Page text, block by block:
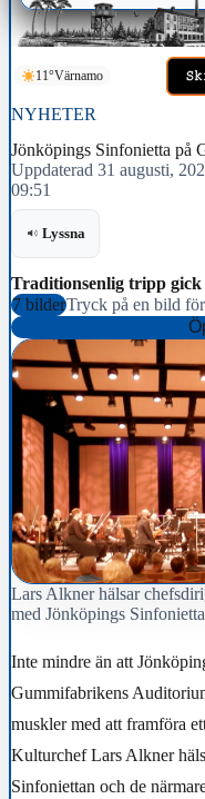
11°Värnamo
NYHETER
Jönköpings Sinfonietta på
Uppdaterad 31 augusti,
09:51
Lyssna
Traditionsenlig tripp
7 bilderTryck på en bild
Lars Alkner hälsar
med Jönköpings
Inte mindre än att
Gummifabrikens
muskler med att framföra
Kulturchef Lars Alkner
Sinfoniettan och de